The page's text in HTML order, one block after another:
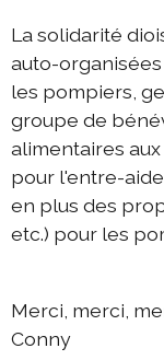
La solidarité
auto-
les pompiers,
groupe de
alimentaires
pour l'entre-
en plus des
etc.) pour les
Merci, merci,
Conny